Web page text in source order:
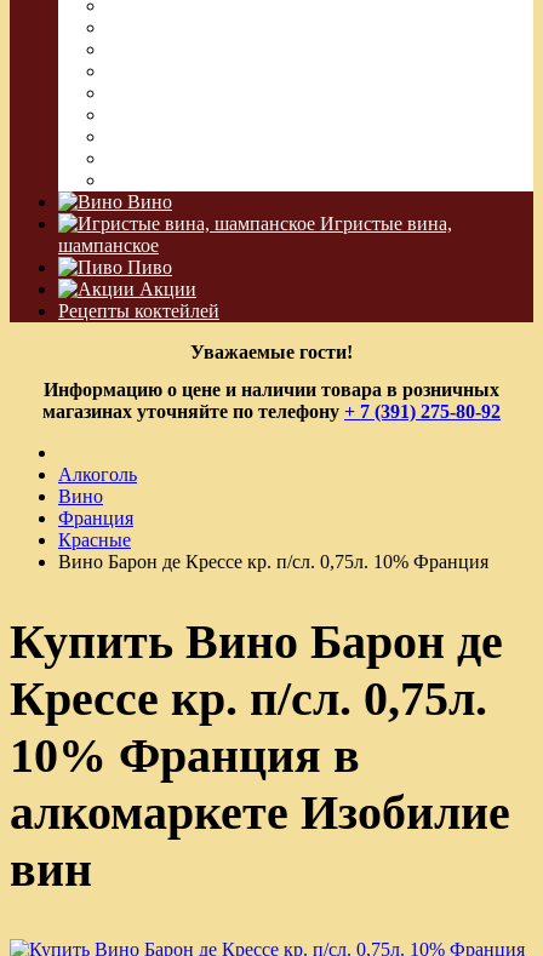
Вино
Игристые вина,
шампанское
Пиво
Акции
Рецепты коктейлей
Уважаемые гости!
Информацию о цене и наличии товара в розничных
магазинах уточняйте по телефону + 7 (391) 275-80-92
Алкоголь
Вино
Франция
Красные
Вино Барон де Крессе кр. п/сл. 0,75л. 10% Франция
Купить Вино Барон де
Крессе кр. п/сл. 0,75л.
10% Франция в
алкомаркете Изобилие
вин